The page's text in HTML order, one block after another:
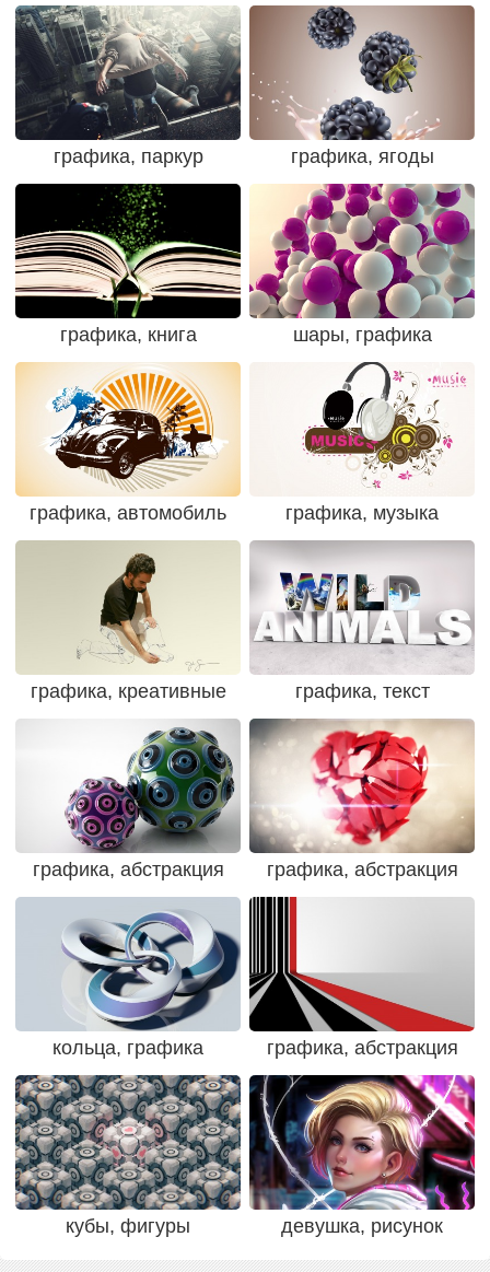
графика, паркур графика, ягоды
графика, книга шары, графика
графика, автомобиль графика, музыка
графика, креативные графика, текст
графика, абстракция графика, абстракция
кольца, графика графика, абстракция
кубы, фигуры девушка, рисунок